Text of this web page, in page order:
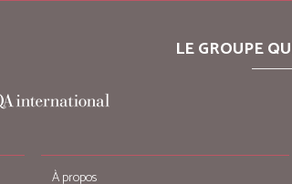
LE GROUPE
À propos